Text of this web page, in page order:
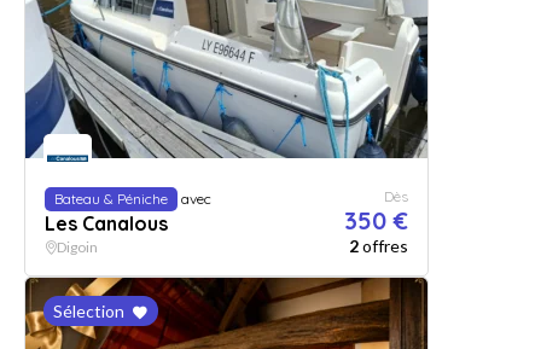
Bateau & Péniche avec
Les Canalous
Dès
350 €
Digoin 2offres
Sélection